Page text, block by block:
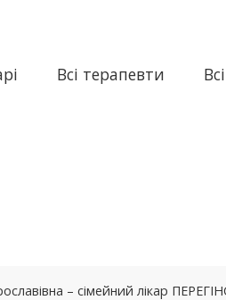
Всі терапевти
– сімейний лікар